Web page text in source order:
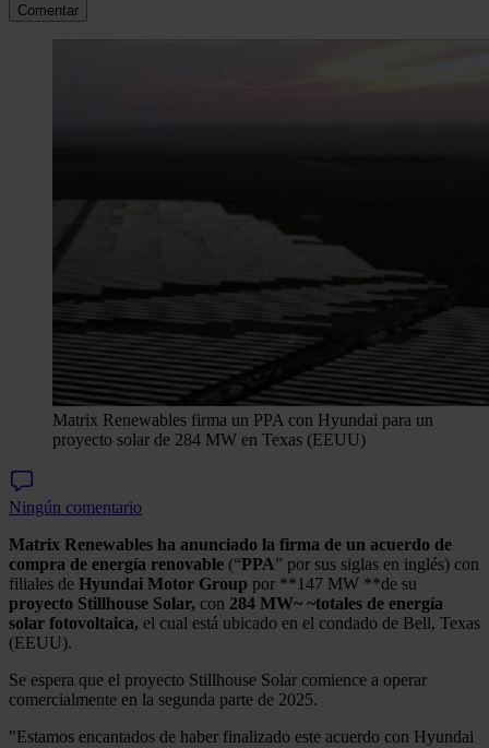
Comentar
Matrix Renewables firma un PPA con Hyundai para un
proyecto solar de 284 MW en Texas (EEUU)
Ningún comentario
Matrix Renewables ha anunciado la firma de un acuerdo de
compra de energía renovable (“PPA” por sus siglas en inglés) con
filiales de Hyundai Motor Group por **147 MW **de su
proyecto Stillhouse Solar, con 284 MW~ ~totales de energía
solar fotovoltaica, el cual está ubicado en el condado de Bell, Texas
(EEUU).
Se espera que el proyecto Stillhouse Solar comience a operar
comercialmente en la segunda parte de 2025.
"Estamos encantados de haber finalizado este acuerdo con Hyundai